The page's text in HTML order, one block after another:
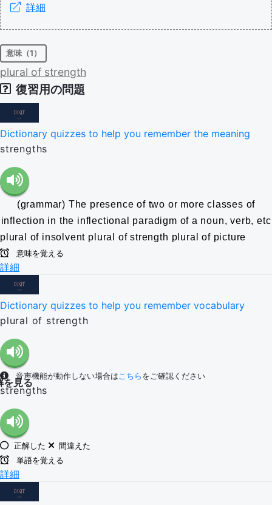
詳細
意味（1）
plural of strength
復習用の問題
Dictionary quizzes to help you remember the meaning
strengths
(grammar) The presence of two or more classes of
inflection in the inflectional paradigm of a noun, verb, etc
plural of insolvent plural of strength plural of picture
意味を覚える
詳細
Dictionary quizzes to help you remember vocabulary
plural of strength
音声機能が動作しない場合は こちら をご確認ください
を見る
strengths
正解した
間違えた
単語を覚える
詳細